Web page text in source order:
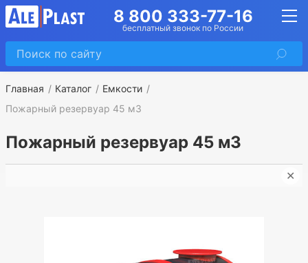
8 800 333-77-16
бесплатный звонок по России
Главная Каталог
Емкости
Пожарный резервуар 45 м3
Пожарный резервуар 45 м3
✕